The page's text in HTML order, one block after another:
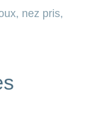
nez pris,